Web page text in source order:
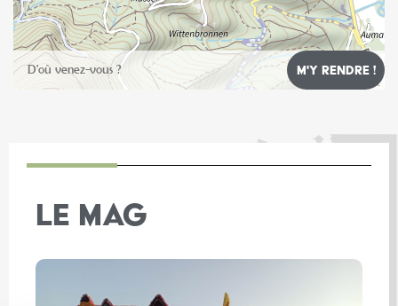
Leaflet
LE MAG